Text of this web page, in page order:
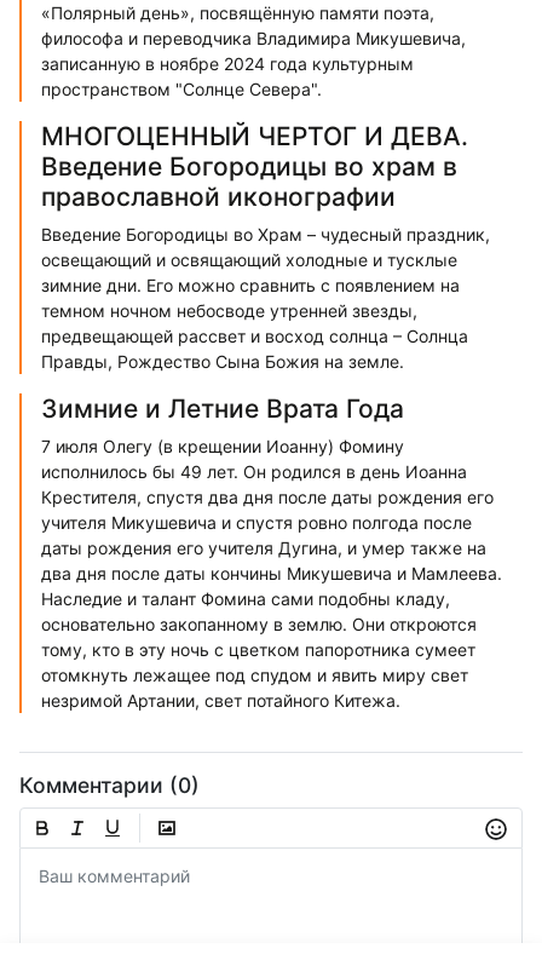
«Полярный день», посвящённую памяти поэта,
философа и переводчика Владимира Микушевича,
записанную в ноябре 2024 года культурным
пространством "Солнце Севера".
МНОГОЦЕННЫЙ ЧЕРТОГ И ДЕВА.
Введение Богородицы во храм в
православной иконографии
Введение Богородицы во Храм – чудесный праздник,
освещающий и освящающий холодные и тусклые
зимние дни. Его можно сравнить с появлением на
темном ночном небосводе утренней звезды,
предвещающей рассвет и восход солнца – Солнца
Правды, Рождество Сына Божия на земле.
Зимние и Летние Врата Года
7 июля Олегу (в крещении Иоанну) Фомину
исполнилось бы 49 лет. Он родился в день Иоанна
Крестителя, спустя два дня после даты рождения его
учителя Микушевича и спустя ровно полгода после
даты рождения его учителя Дугина, и умер также на
два дня после даты кончины Микушевича и Мамлеева.
Наследие и талант Фомина сами подобны кладу,
основательно закопанному в землю. Они откроются
тому, кто в эту ночь с цветком папоротника сумеет
отомкнуть лежащее под спудом и явить миру свет
незримой Артании, свет потайного Китежа.
Комментарии (0)